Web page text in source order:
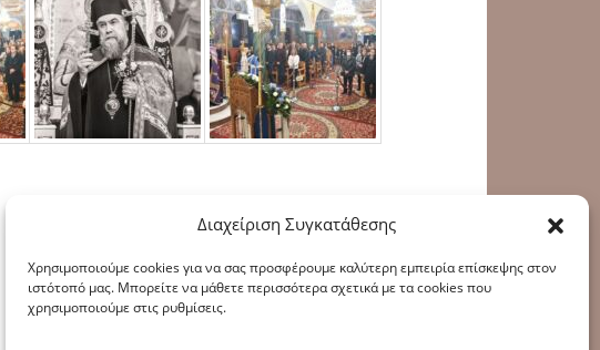
Διαχείριση Συγκατάθεσης
Χρησιμοποιούμε cookies για να σας προσφέρουμε καλύτερη εμπειρία επίσκεψης στον
ιστότοπό μας. Μπορείτε να μάθετε περισσότερα σχετικά με τα cookies που
χρησιμοποιούμε στις ρυθμίσεις.